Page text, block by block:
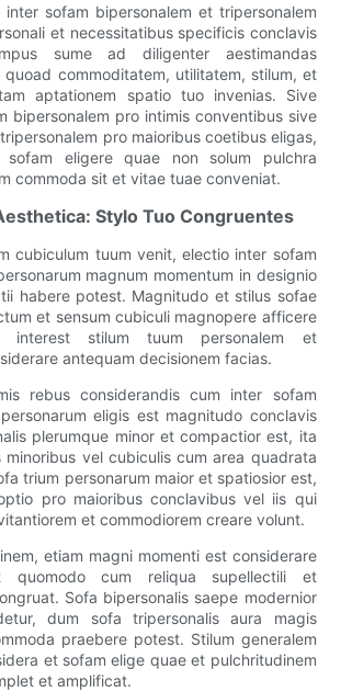
inter sofam bipersonalem et tripersonalem
et necessitatibus specificis conclavis
sume ad diligenter aestimandas
quoad commoditatem, utilitatem, stilum, et
aptationem spatio tuo invenias. Sive
bipersonalem pro intimis conventibus sive
pro maioribus coetibus eligas,
sofam eligere quae non solum pulchra
commoda sit et vitae tuae conveniat.
Stylo Tuo Congruentes
cubiculum tuum venit, electio inter sofam
magnum momentum in designio
habere potest. Magnitudo et stilus sofae
et sensum cubiculi magnopere afficere
interest stilum tuum personalem et
antequam decisionem facias.
rebus considerandis cum inter sofam
eligis est magnitudo conclavis
plerumque minor et compactior est, ita
vel cubiculis cum area quadrata
trium personarum maior et spatiosior est,
pro maioribus conclavibus vel iis qui
et commodiorem creare volunt.
etiam magni momenti est considerare
quomodo cum reliqua supellectili et
Sofa bipersonalis saepe modernior
dum sofa tripersonalis aura magis
praebere potest. Stilum generalem
et sofam elige quae et pulchritudinem
et amplificat.